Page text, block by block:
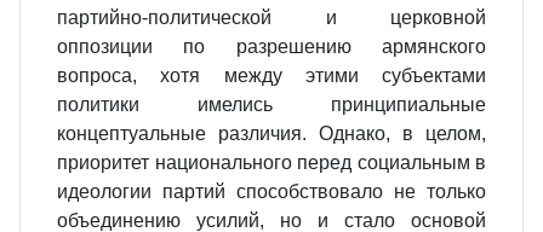
партийно-политической и церковной
оппозиции по разрешению армянского
вопроса, хотя между этими субъектами
политики имелись принципиальные
концептуальные различия. Однако, в целом,
приоритет национального перед социальным в
идеологии партий способствовало не только
объединению усилий, но и стало основой